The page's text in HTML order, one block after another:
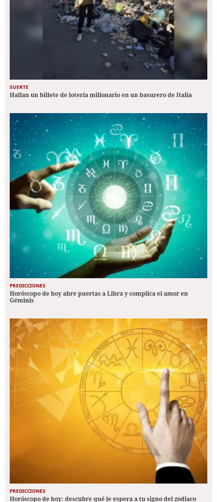
SUERTE
Hallan un billete de lotería millonario en un basurero de Italia
PREDICCIONES
Horóscopo de hoy abre puertas a Libra y complica el amor en
Géminis
PREDICCIONES
Horóscopo de hoy: descubre qué le espera a tu signo del zodiaco